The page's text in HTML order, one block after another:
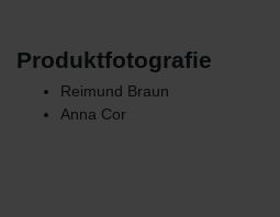
Produktfotografie
Reimund Braun
Anna Cor